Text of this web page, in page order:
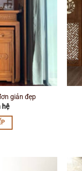
giản đẹp
hệ